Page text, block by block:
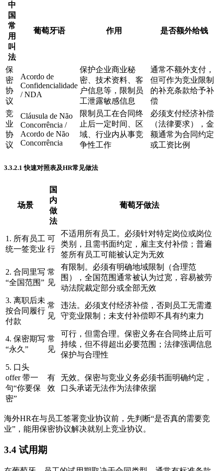
中
国
常
用
叫
法
葡萄牙语 作用 是否额外给钱
保
密
协
议
Acordo de
Confidencialidade
/ NDA
保护企业商业秘
密、技术资料、客
户信息等，限制员
工泄露敏感信息
通常不额外支付，
但可作为竞业限制
的补充条款给予补
偿
竞
业
协
议
Cláusula de Não
Concorrência /
Acordo de Não
Concorrência
限制员工在合同终
止后一定时间、区
域、行业内从事竞
争性工作
必须支付经济补偿
（法律要求），金
额通常为合同约定
或工资比例
3.3.2.1 快速对照表及HR常见做法
场景
国
内
做
法
葡萄牙做法
1. 所有员工
统一签竞业
可
行
不适用所有员工。必须针对特定岗位或岗位
类别，且需书面约定，雇主支付补偿；普遍
签所有员工可能被认定为无效
2. 合同里写
“全国范围”
常
见
有限制。必须有明确地域限制（合理范
围），全国范围通常被认为过宽，容易被劳
动法院裁定部分或全部无效
3. 离职后未
按合同履行
付款
常
见
违法。必须支付经济补偿，否则员工无需遵
守竞业限制；未支付补偿即不具有约束力
4. 保密期写
“永久”
常
见
可行，但需合理。保密义务在合同终止后可
持续，但不得超出必要范围；法律强调信息
保护与合理性
5. 口头
offer 带一
句“你要保
密”
有
效
无效。保密与竞业义务必须书面明确约定，
口头承诺无法作为法律依据
海外HR在与员工签署竞业协议前，先判断“是否真的需要竞
业”，能用保密协议解决就别上竞业协议。
3.4 试用期